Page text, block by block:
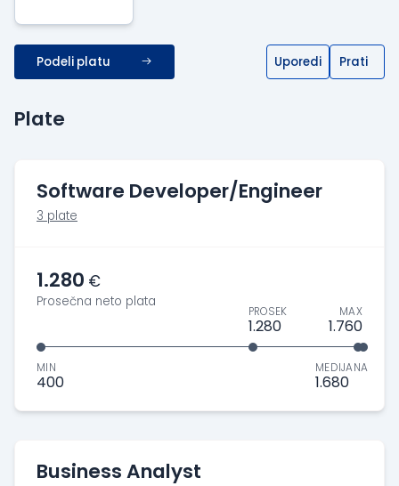
Podeli platu Uporedi Prati
Plate
Software Developer/Engineer
3 plate
1.280 €
Prosečna neto plata
MIN
400
MEDIJANA
1.680
PROSEK
1.280
MAX
1.760
Business Analyst